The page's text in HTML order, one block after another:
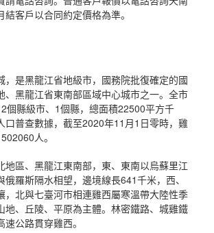
客戶以合同約定價格為準。
，是黑龍江省地級市，國務院批復確定的國
、黑龍江省東南部區域中心城市之一。全市
個縣級市、1個縣，總面積22500平方千
口普查數據，截至2020年11月1日零時，雞
人。
地區、黑龍江東南部，東、東南以烏蘇里江
俄羅斯隔水相望，邊境線長641千米，西、
，北與七臺河市相連雞西屬寒溫帶大陸性季
地、丘陵、平原為主體。林密鐵路、城雞鐵
公路貫穿雞西。